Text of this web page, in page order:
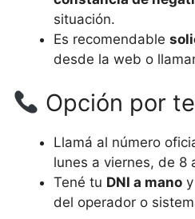
situación.
Es recomendable
desde la web o
Opción por
Llamá al número
lunes a viernes, de 8
Tené tu DNI a mano
del operador o